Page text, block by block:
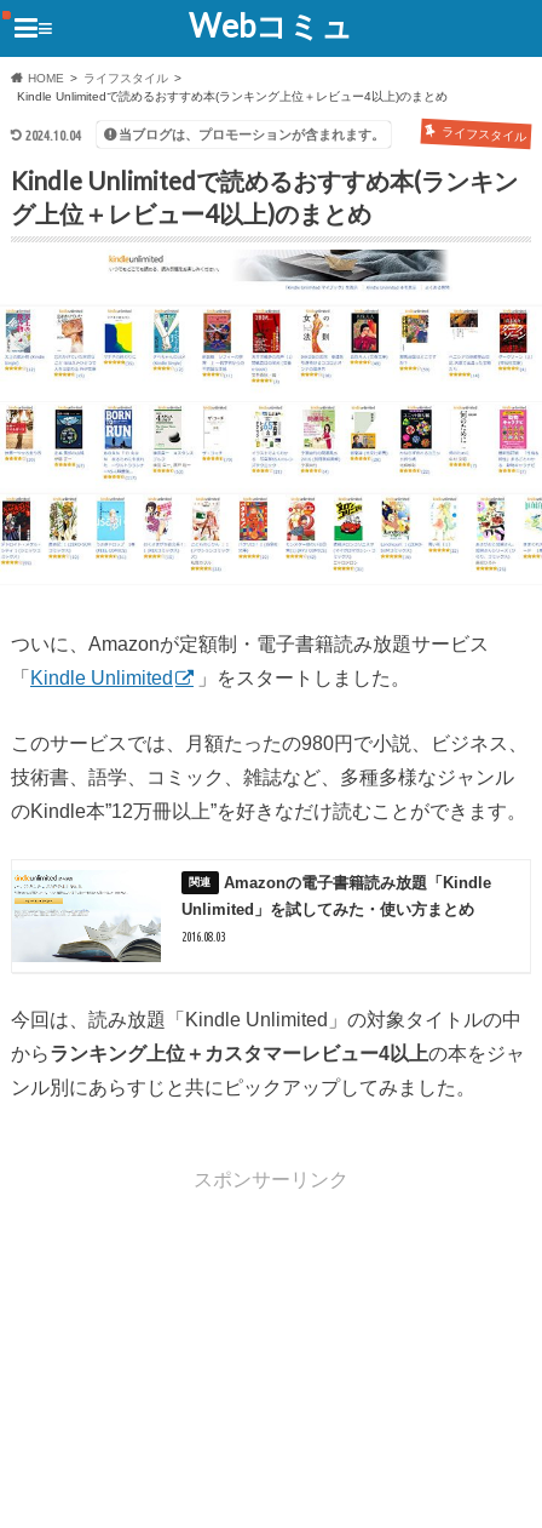
Webコミュ
≡
HOME
ライフスタイル
Kindle Unlimitedで読めるおすすめ本(ランキング上位＋レビュー4以上)のまとめ
2024.10.04 ライフスタイル
当ブログは、プロモーションが含まれます。
Kindle Unlimitedで読めるおすすめ本(ランキン
グ上位＋レビュー4以上)のまとめ
ついに、Amazonが定額制・電子書籍読み放題サービス
「Kindle Unlimited 」をスタートしました。
このサービスでは、月額たったの980円で小説、ビジネス、
技術書、語学、コミック、雑誌など、多種多様なジャンル
のKindle本”12万冊以上”を好きなだけ読むことができます。
Amazonの電子書籍読み放題「Kindle
Unlimited」を試してみた・使い方まとめ
2016.08.03
今回は、読み放題「Kindle Unlimited」の対象タイトルの中
からランキング上位＋カスタマーレビュー4以上の本をジャ
ンル別にあらすじと共にピックアップしてみました。
スポンサーリンク